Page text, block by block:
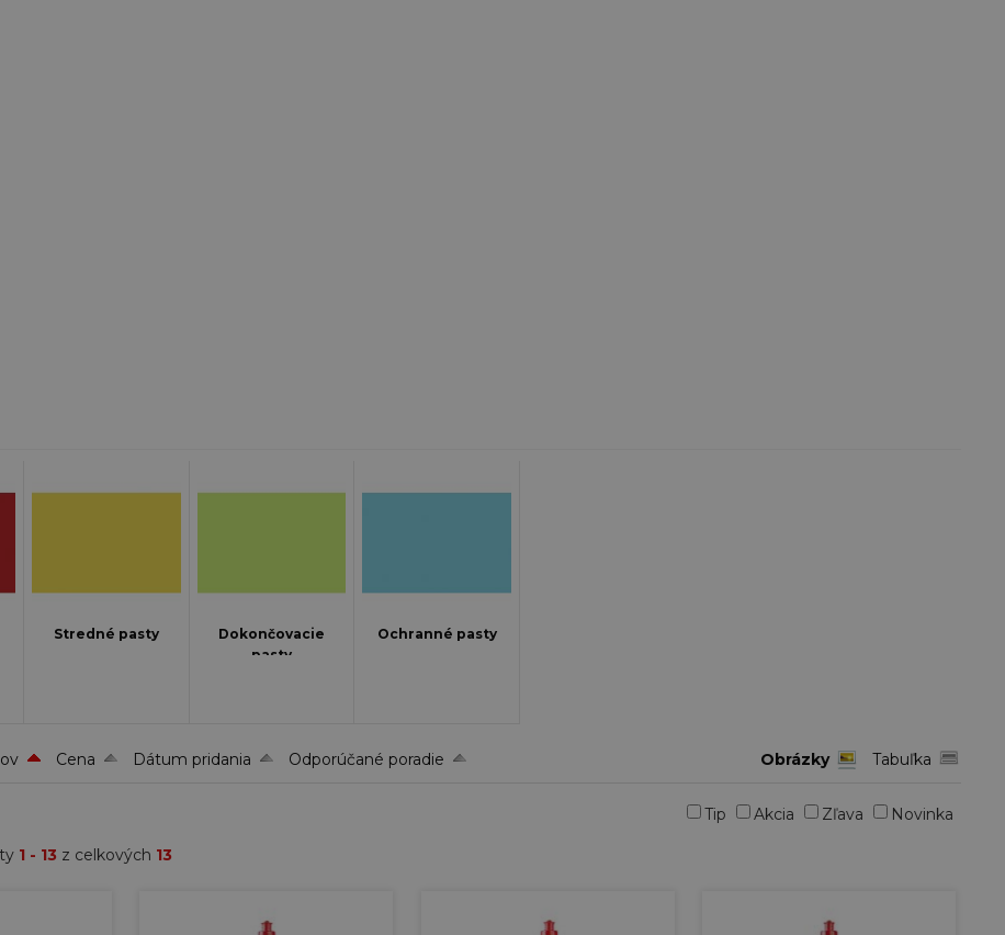
Stredné pasty
Dokončovacie
pasty
Ochranné pasty
Cena Dátum pridania Odporúčané poradie Obrázky Tabuľka
Tip Akcia Zľava Novinka
1 - 13 z celkových 13